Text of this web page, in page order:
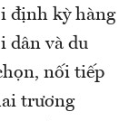
định kỳ hàng
dân và du
nối tiếp
trương